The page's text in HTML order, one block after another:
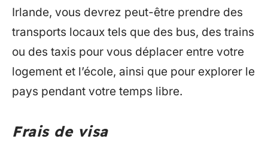
Irlande, vous devrez peut-être prendre des
transports locaux tels que des bus, des trains
ou des taxis pour vous déplacer entre votre
logement et l’école, ainsi que pour explorer le
pays pendant votre temps libre.
Frais de visa